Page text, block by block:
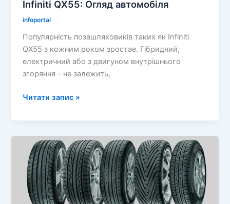
Infiniti QX55: Огляд автомобіля
infoportal
Популярність позашляховиків таких як Infiniti
QX55 з кожним роком зростае. Гібридний,
електричний або з двигуном внутрішнього
згоряння – не залежить,
Infiniti
автомобіля
Читати запис »